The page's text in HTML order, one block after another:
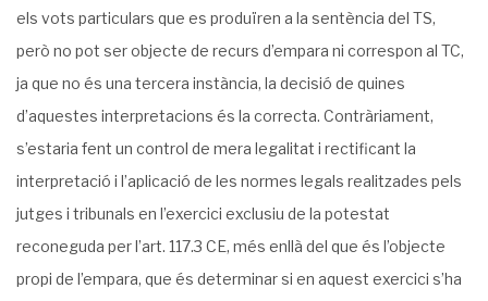
els vots particulars que es produïren a la sentència del TS,
però no pot ser objecte de recurs d’empara ni correspon al TC,
ja que no és una tercera instància, la decisió de quines
d’aquestes interpretacions és la correcta. Contràriament,
s’estaria fent un control de mera legalitat i rectificant la
interpretació i l’aplicació de les normes legals realitzades pels
jutges i tribunals en l’exercici exclusiu de la potestat
reconeguda per l’art. 117.3 CE, més enllà del que és l’objecte
propi de l’empara, que és determinar si en aquest exercici s’ha